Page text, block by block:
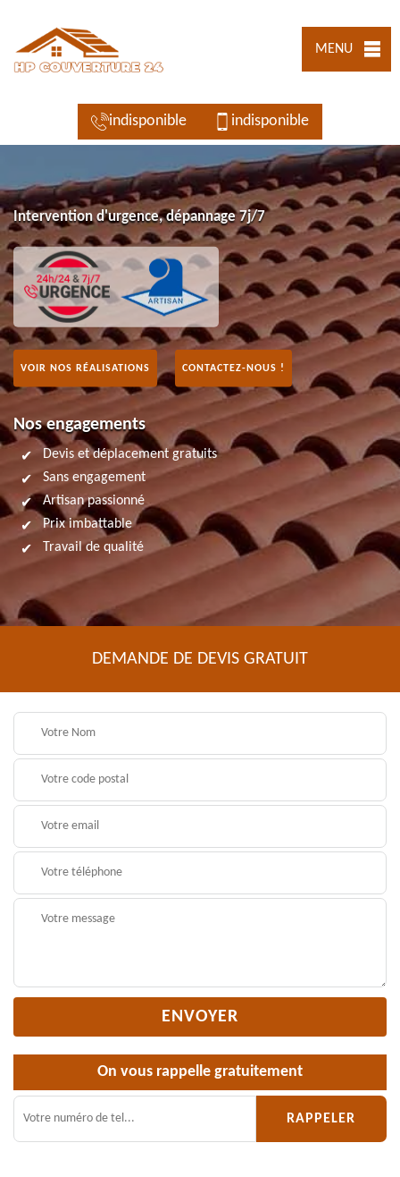
MENU
indisponible indisponible
Intervention d'urgence, dépannage 7j/7
VOIR NOS RÉALISATIONS CONTACTEZ-NOUS !
Nos engagements
Devis et déplacement gratuits
Sans engagement
Artisan passionné
Prix imbattable
Travail de qualité
DEMANDE DE DEVIS GRATUIT
On vous rappelle gratuitement